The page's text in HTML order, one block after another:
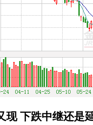
现 下跌中继还是